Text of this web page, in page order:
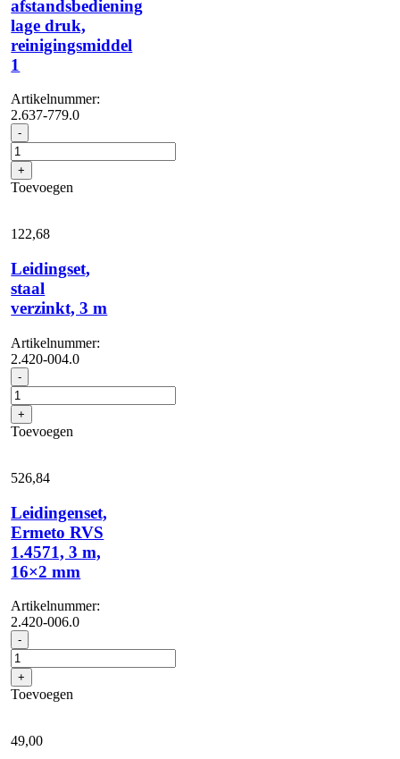
afstandsbediening
lage druk,
reinigingsmiddel
1
Artikelnummer:
2.637-779.0
- Voorbereiding
afstandsbediening
lage
druk,
reinigingsmiddel
aantal
+
Toevoegen
122,68
Leidingset,
staal
verzinkt, 3 m
Artikelnummer:
2.420-004.0
- Leidingset,
staal
verzinkt,
3
m
+
Toevoegen
526,84
Leidingenset,
Ermeto RVS
1.4571, 3 m,
16×2 mm
Artikelnummer:
2.420-006.0
- Leidingenset,
Ermeto
RVS
1.4571,
3
16x2
mm
+
Toevoegen
49,00